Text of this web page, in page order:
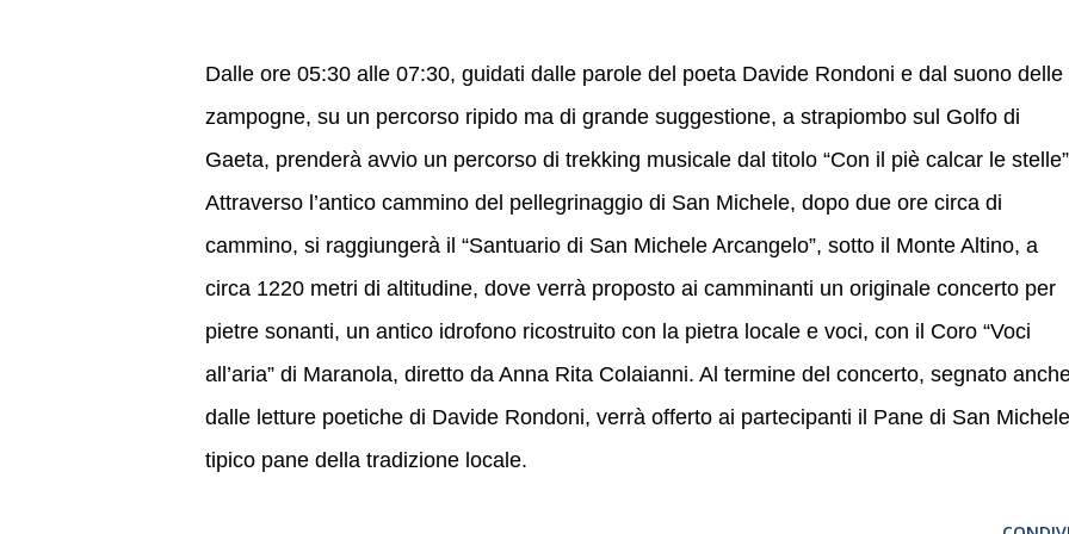
Dalle ore 05:30 alle 07:30, guidati dalle parole del poeta Davide Rondoni e dal suono delle
zampogne, su un percorso ripido ma di grande suggestione, a strapiombo sul Golfo di
Gaeta, prenderà avvio un percorso di trekking musicale dal titolo “Con il piè calcar le
Attraverso l’antico cammino del pellegrinaggio di San Michele, dopo due ore circa di
cammino, si raggiungerà il “Santuario di San Michele Arcangelo”, sotto il Monte Altino, a
circa 1220 metri di altitudine, dove verrà proposto ai camminanti un originale concerto per
pietre sonanti, un antico idrofono ricostruito con la pietra locale e voci, con il Coro “Voci
all’aria” di Maranola, diretto da Anna Rita Colaianni. Al termine del concerto, segnato
dalle letture poetiche di Davide Rondoni, verrà offerto ai partecipanti il Pane di San
tipico pane della tradizione locale.